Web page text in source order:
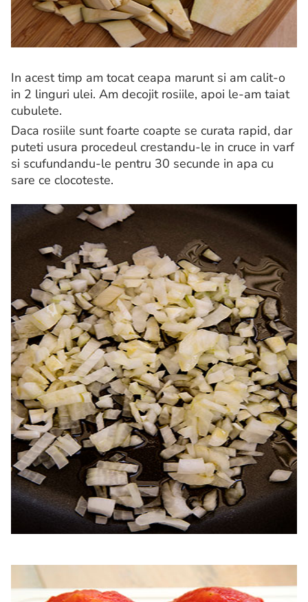
In acest timp am tocat ceapa marunt si am calit-o
in 2 linguri ulei. Am decojit rosiile, apoi le-am taiat
cubulete.
Daca rosiile sunt foarte coapte se curata rapid, dar
puteti usura procedeul crestandu-le in cruce in varf
si scufundandu-le pentru 30 secunde in apa cu
sare ce clocoteste.